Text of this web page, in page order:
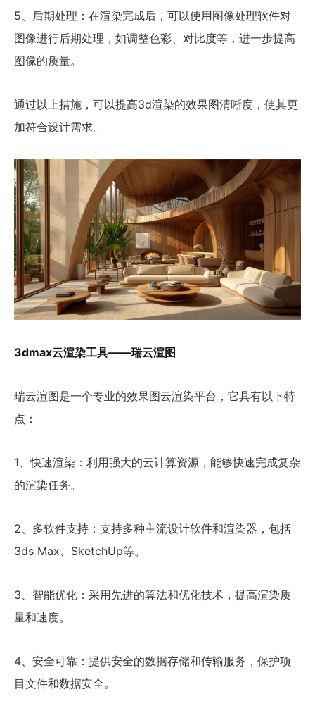
5、后期处理：在渲染完成后，可以使用图像处理软件对
图像进行后期处理，如调整色彩、对比度等，进一步提高
图像的质量。
通过以上措施，可以提高3d渲染的效果图清晰度，使其更
加符合设计需求。
3dmax云渲染工具——瑞云渲图
瑞云渲图是一个专业的效果图云渲染平台，它具有以下特
点：
1、快速渲染：利用强大的云计算资源，能够快速完成复杂
的渲染任务。
2、多软件支持：支持多种主流设计软件和渲染器，包括
3ds Max、SketchUp等。
3、智能优化：采用先进的算法和优化技术，提高渲染质
量和速度。
4、安全可靠：提供安全的数据存储和传输服务，保护项
目文件和数据安全。